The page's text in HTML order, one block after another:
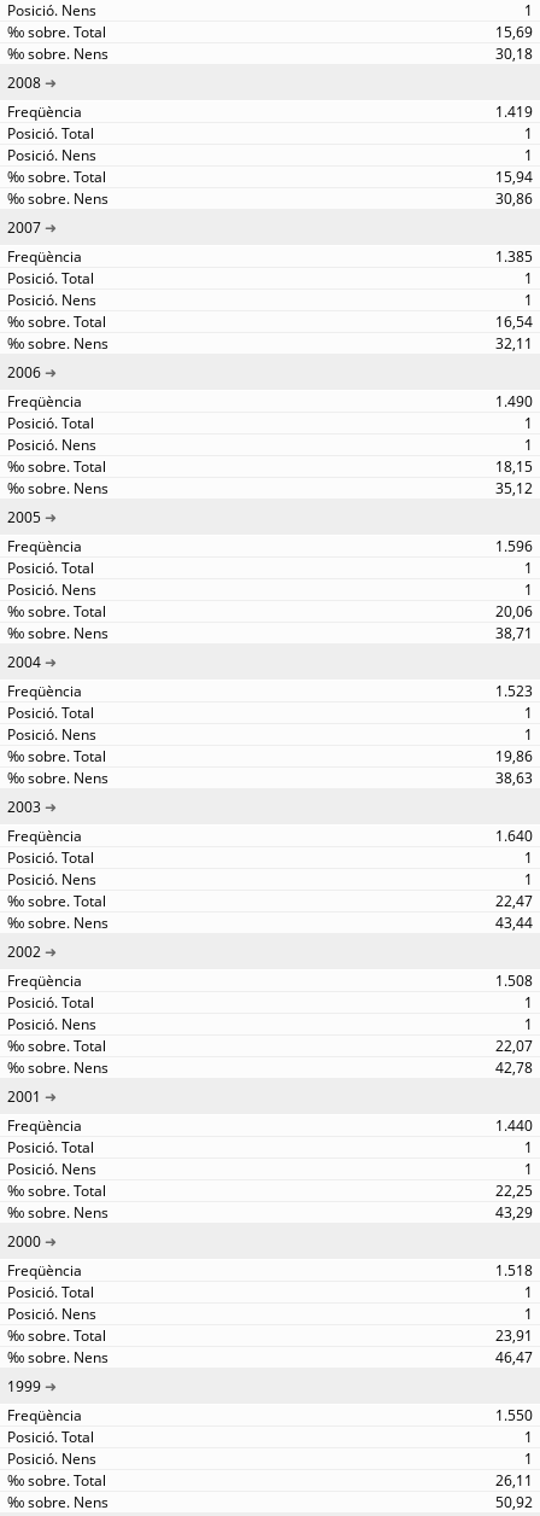
1
15,69
30,18
2008
1.419
1
1
15,94
30,86
2007
1.385
1
1
16,54
32,11
2006
1.490
1
1
18,15
35,12
2005
1.596
1
1
20,06
38,71
2004
1.523
1
1
19,86
38,63
2003
1.640
1
1
22,47
43,44
2002
1.508
1
1
22,07
42,78
2001
1.440
1
1
22,25
43,29
2000
1.518
1
1
23,91
46,47
1999
1.550
1
1
26,11
50,92